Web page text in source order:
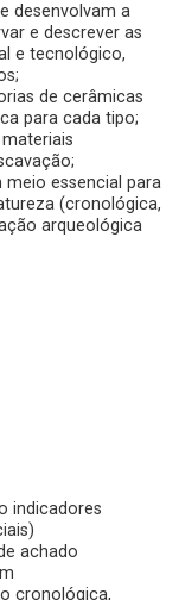
desenvolvam a
e descrever as
e tecnológico,
de cerâmicas
para cada tipo;
essencial para
(cronológica,
arqueológica
indicadores
achado
cronológica,